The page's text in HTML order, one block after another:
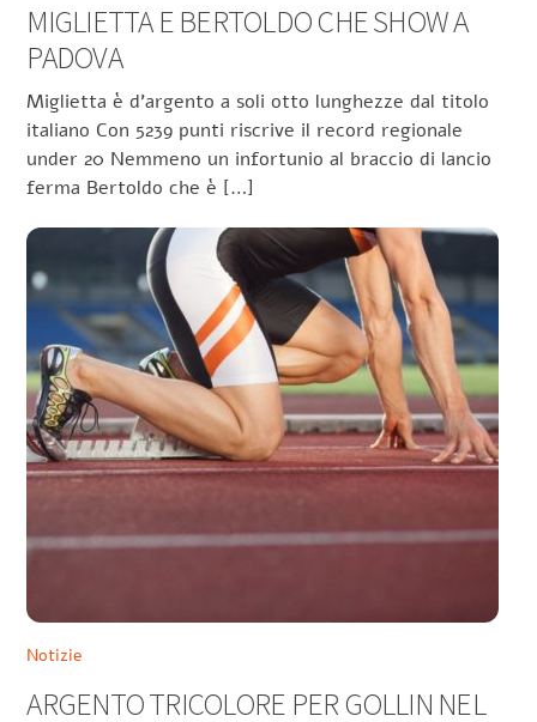
MIGLIETTA E BERTOLDO CHE SHOW A
PADOVA
Miglietta è d’argento a soli otto lunghezze dal titolo
italiano Con 5239 punti riscrive il record regionale
under 20 Nemmeno un infortunio al braccio di lancio
ferma Bertoldo che è […]
Notizie
ARGENTO TRICOLORE PER GOLLIN NEL